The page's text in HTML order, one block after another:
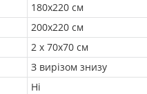
180х220 см
200х220 см
2 х 70х70 см
З вирізом знизу
Ні